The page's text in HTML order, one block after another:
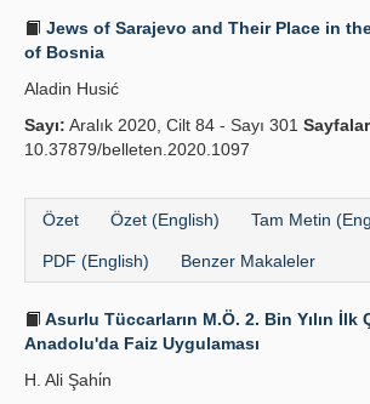
Jews of Sarajevo and Their Place in
of Bosnia
Aladin Husić
Sayı: Aralık 2020, Cilt 84 - Sayı 301
10.37879/belleten.2020.1097
Özet Özet (English) Tam Metin
PDF (English) Benzer Makaleler
Asurlu Tüccarların M.Ö. 2. Bin Yılın İlk
Anadolu'da Faiz Uygulaması
H. Ali Şahi̇n